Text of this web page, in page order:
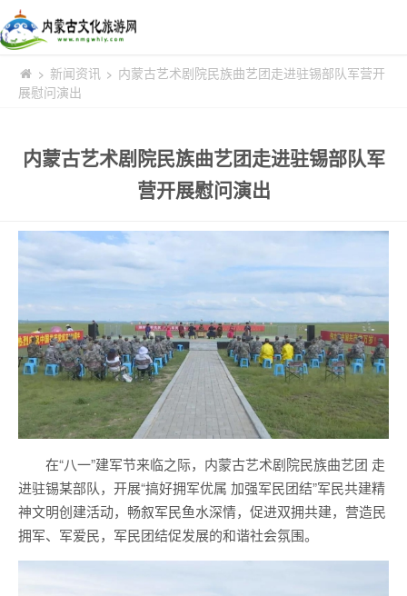
> 新闻资讯 > 内蒙古艺术剧院民族曲艺团走进驻锡部队军营开
展慰问演出
内蒙古艺术剧院民族曲艺团走进驻锡部队军
营开展慰问演出
在“八一”建军节来临之际，内蒙古艺术剧院民族曲艺团 走
进驻锡某部队，开展“搞好拥军优属 加强军民团结”军民共建精
神文明创建活动，畅叙军民鱼水深情，促进双拥共建，营造民
拥军、军爱民，军民团结促发展的和谐社会氛围。